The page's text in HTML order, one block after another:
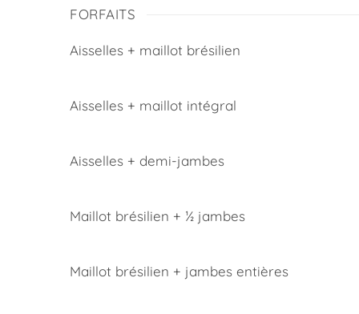
FORFAITS
Aisselles + maillot brésilien
Aisselles + maillot intégral
Aisselles + demi-jambes
Maillot brésilien + ½ jambes
Maillot brésilien + jambes entières